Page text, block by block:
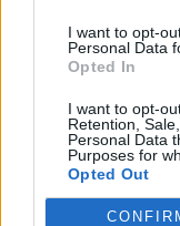
I want to opt-
Personal Data
Opted In
I want to opt-
Retention,
Personal Data
Purposes for
Opted Out